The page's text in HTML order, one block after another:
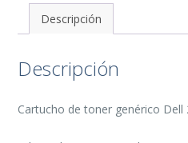
Descripción
Descripción
Cartucho de toner genérico Dell